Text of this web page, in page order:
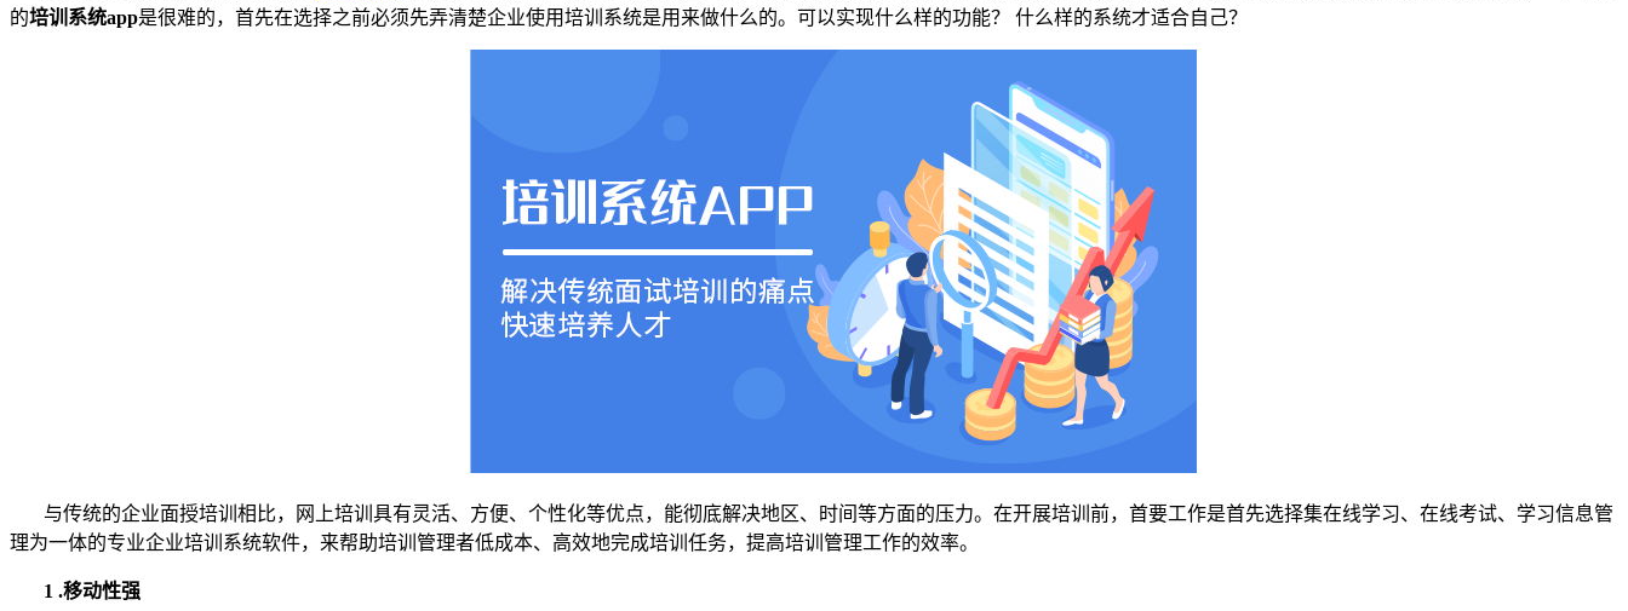
的培训系统app是很难的，首先在选择之前必须先弄清楚企业使用培训系统是用来做什么的。可以实现什么样的功能？ 什么样的系统才适合自己？
与传统的企业面授培训相比，网上培训具有灵活、方便、个性化等优点，能彻底解决地区、时间等方面的压力。在开展培训前，首要工作是首先选择集在线学习、在线考试、学习信息管
理为一体的专业企业培训系统软件，来帮助培训管理者低成本、高效地完成培训任务，提高培训管理工作的效率。
1 .移动性强